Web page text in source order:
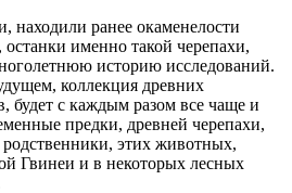
находили ранее окаменелости
именно такой черепахи,
историю исследований.
коллекция древних
будет с каждым разом все чаще и
предки, древней черепахи,
этих животных,
Гвинеи и в некоторых лесных